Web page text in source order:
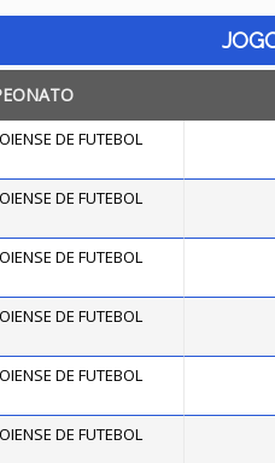
DE FUTEBOL
DE FUTEBOL
DE FUTEBOL
DE FUTEBOL
DE FUTEBOL
DE FUTEBOL